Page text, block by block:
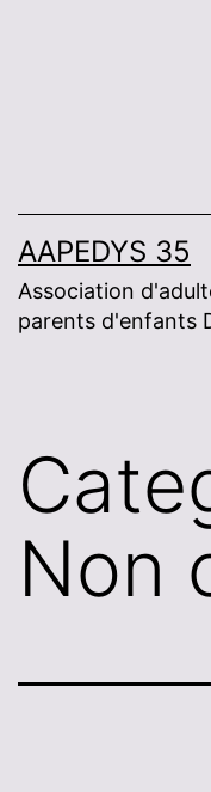
AAPEDYS 35
Association
parents d'enfants
Non